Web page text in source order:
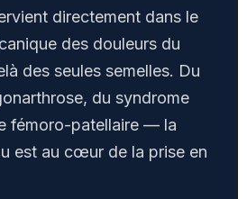
directement dans le
des douleurs du
des seules semelles. Du
du syndrome
fémoro-patellaire — la
est au cœur de la prise en